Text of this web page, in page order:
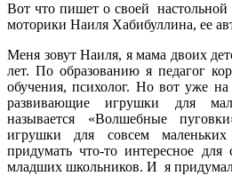
Вот что пишет о своей настольной
моторики Наиля Хабибуллина, ее
Меня зовут Наиля, я мама двоих
лет. По образованию я педагог
обучения, психолог. Но вот уже
развивающие игрушки для
называется «Волшебные
игрушки для совсем
придумать что-то интересное
младших школьников. И я